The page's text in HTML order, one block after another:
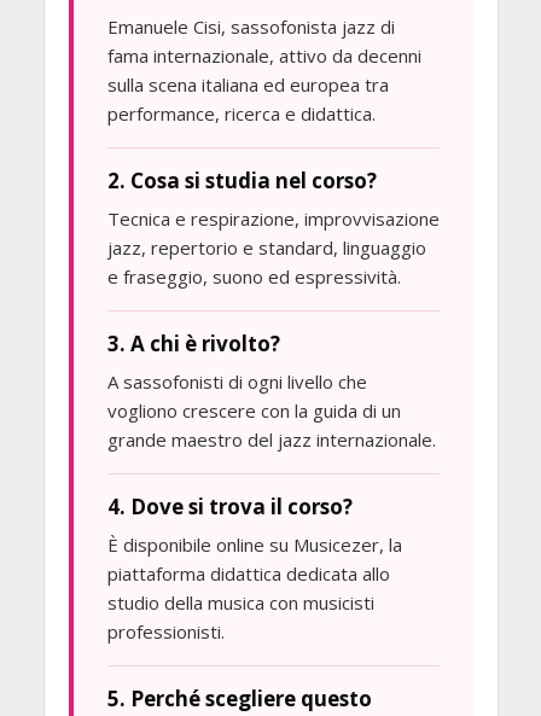
Emanuele Cisi, sassofonista jazz di
fama internazionale, attivo da decenni
sulla scena italiana ed europea tra
performance, ricerca e didattica.
2. Cosa si studia nel corso?
Tecnica e respirazione, improvvisazione
jazz, repertorio e standard, linguaggio
e fraseggio, suono ed espressività.
3. A chi è rivolto?
A sassofonisti di ogni livello che
vogliono crescere con la guida di un
grande maestro del jazz internazionale.
4. Dove si trova il corso?
È disponibile online su Musicezer, la
piattaforma didattica dedicata allo
studio della musica con musicisti
professionisti.
5. Perché scegliere questo